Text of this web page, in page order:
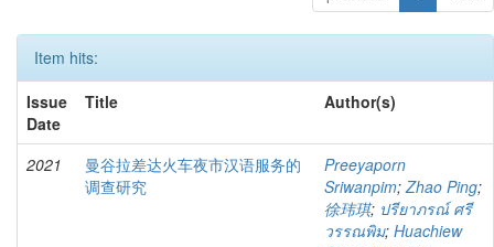
Item hits:
Issue
Date
Title Author(s)
2021
曼谷拉差达火车夜市汉语服务的
调查研究
Preeyaporn
Sriwanpim;Zhao Ping;
徐玮琪; ปรียาภรณ์ ศรี
วรรณพิม; Huachiew